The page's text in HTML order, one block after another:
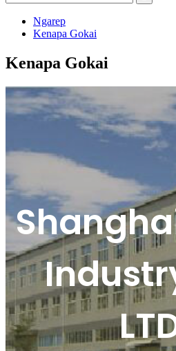
Ngarep
Kenapa Gokai
Kenapa Gokai